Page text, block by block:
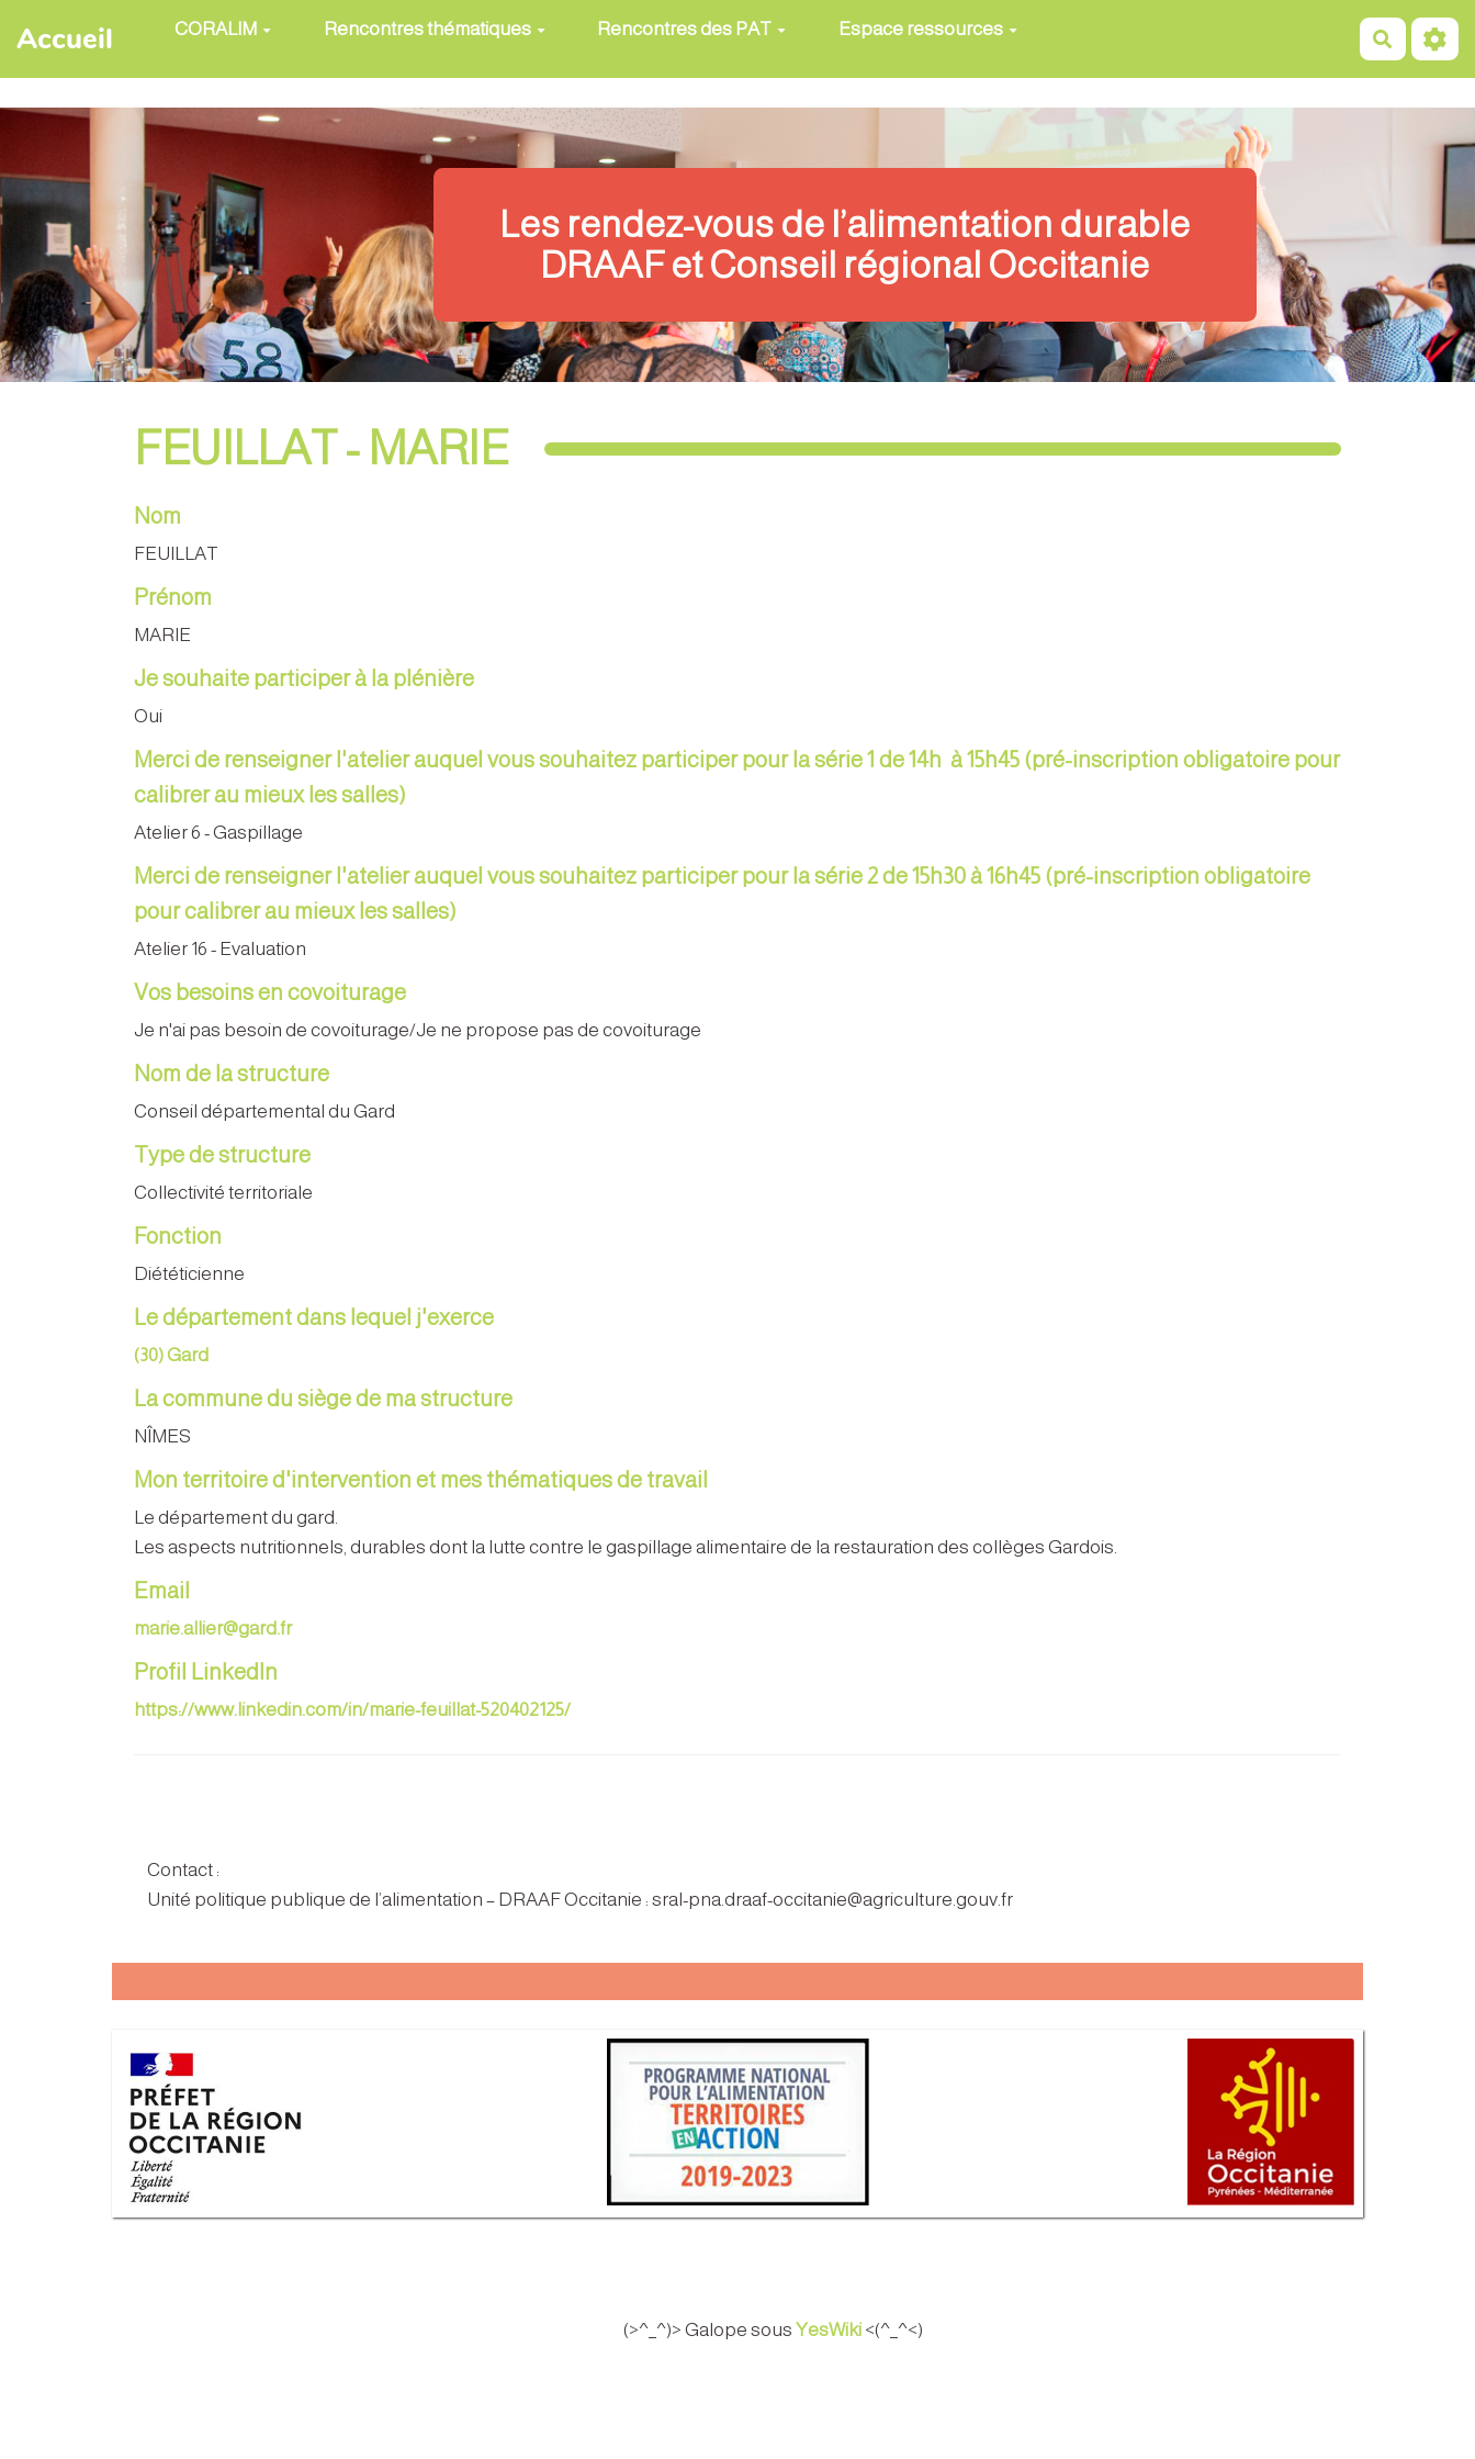
Aller au contenu principal
Accueil CORALIM Rencontres thématiques Rencontres des PAT Espace ressources
Les rendez-vous de l’alimentation durable
DRAAF et Conseil régional Occitanie
FEUILLAT - MARIE
Nom
FEUILLAT
Prénom
MARIE
Je souhaite participer à la plénière
Oui
Merci de renseigner l'atelier auquel vous souhaitez participer pour la série 1 de 14h à 15h45 (pré-inscription obligatoire pour
calibrer au mieux les salles)
Atelier 6 - Gaspillage
Merci de renseigner l'atelier auquel vous souhaitez participer pour la série 2 de 15h30 à 16h45 (pré-inscription obligatoire
pour calibrer au mieux les salles)
Atelier 16 - Evaluation
Vos besoins en covoiturage
Je n'ai pas besoin de covoiturage/Je ne propose pas de covoiturage
Nom de la structure
Conseil départemental du Gard
Type de structure
Collectivité territoriale
Fonction
Diététicienne
Le département dans lequel j'exerce
(30) Gard
La commune du siège de ma structure
NÎMES
Mon territoire d'intervention et mes thématiques de travail
Le département du gard.
Les aspects nutritionnels, durables dont la lutte contre le gaspillage alimentaire de la restauration des collèges Gardois.
Email
marie.allier@gard.fr
Profil LinkedIn
https://www.linkedin.com/in/marie-feuillat-520402125/
Contact :
Unité politique publique de l’alimentation – DRAAF Occitanie : sral-pna.draaf-occitanie@agriculture.gouv.fr
(>^_^)> Galope sous YesWiki<(^_^<)